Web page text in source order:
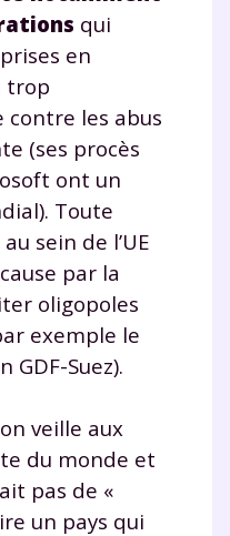
qui
en
trop
les abus
(ses procès
ont un
Toute
sein de l’UE
par la
oligopoles
exemple le
GDF-Suez).
veille aux
du monde et
pas de «
un pays qui